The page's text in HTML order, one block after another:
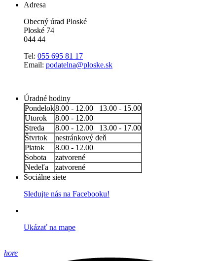
Adresa
Obecný úrad Ploské
Ploské 74
044 44
Tel: 055 695 81 17
Email: podatelna@ploske.sk
Úradné hodiny
Pondelok8.00 - 12.00 13.00 - 15.00
Utorok
8.00 - 12.00
Streda
8.00 - 12.00 13.00 - 17.00
Štvrtok
nestránkový deň
Piatok
8.00 - 12.00
Sobota
zatvorené
Nedeľa
zatvorené
Sociálne siete
Sledujte nás na Facebooku!
Ukázať na mape
hore